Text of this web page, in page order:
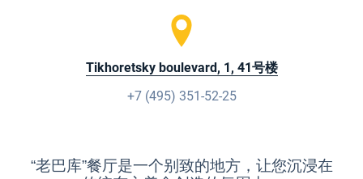
Tikhoretsky boulevard, 1, 41号楼
+7 (495) 351-52-25
“老巴库”餐厅是一个别致的地方，让您沉浸在